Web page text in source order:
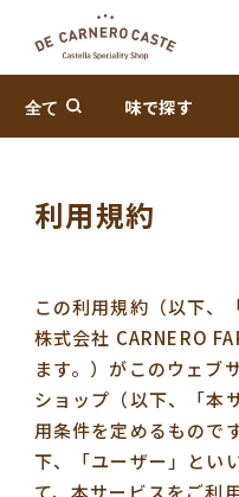
全て 味で探す
利用規約
この利用規約（以下、
株式会社 CARNERO
ます。）がこのウェブ
ショップ（以下、「本
用条件を定めるもので
下、「ユーザー」とい
て、本サービスをご利